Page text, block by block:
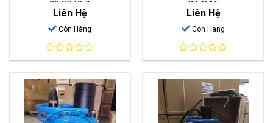
80WQ40-9
Liên Hệ
Còn Hàng
0
out
of
5
KBZ615
Liên Hệ
Còn Hàng
0
out
of
5